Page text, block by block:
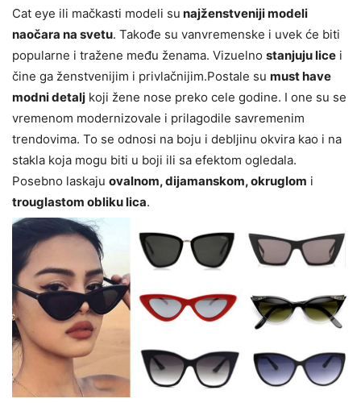
Cat eye ili mačkasti modeli su najženstveniji modeli
naočara na svetu. Takođe su vanvremenske i uvek će biti
popularne i tražene među ženama. Vizuelno stanjuju lice i
čine ga ženstvenijim i privlačnijim.Postale su must have
modni detalj koji žene nose preko cele godine. I one su se
vremenom modernizovale i prilagodile savremenim
trendovima. To se odnosi na boju i debljinu okvira kao i na
stakla koja mogu biti u boji ili sa efektom ogledala.
Posebno laskaju ovalnom, dijamanskom, okruglom i
trouglastom obliku lica.